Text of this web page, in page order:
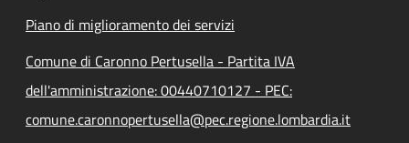
Piano di miglioramento dei servizi
Comune di Caronno Pertusella - Partita IVA
dell'amministrazione: 00440710127 - PEC:
comune.caronnopertusella@pec.regione.lombardia.it